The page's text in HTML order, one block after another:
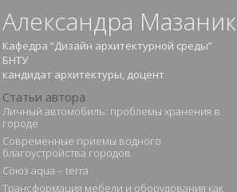
Александра Мазаник
Кафедра “Дизайн архитектурной среды”
БНТУ
кандидат архитектуры, доцент
Статьи автора
Личный автомобиль: проблемы хранения в
городе
Современные приемы водного
благоустройства городов
Союз aqua – terra
Трансформация мебели и оборудования как